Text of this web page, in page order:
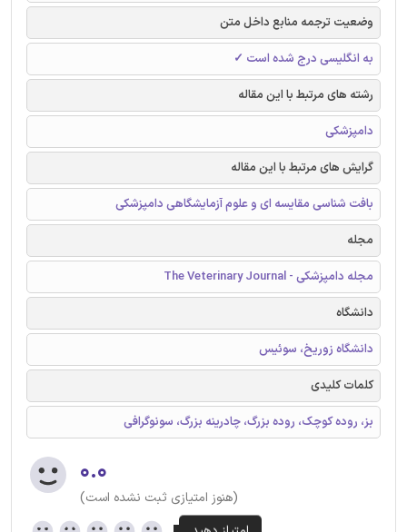
وضعیت ترجمه منابع داخل متن
به انگلیسی درج شده است ✓
رشته های مرتبط با این مقاله
دامپزشکی
گرایش های مرتبط با این مقاله
بافت شناسی مقایسه ای و علوم آزمایشگاهی دامپزشکی
مجله
مجله دامپزشکی - The Veterinary Journal
دانشگاه
دانشگاه زوریخ، سوئیس
کلمات کلیدی
بز، روده کوچک، روده بزرگ، چادرینه بزرگ، سونوگرافی
۰.۰
(هنوز امتیازی ثبت نشده است)